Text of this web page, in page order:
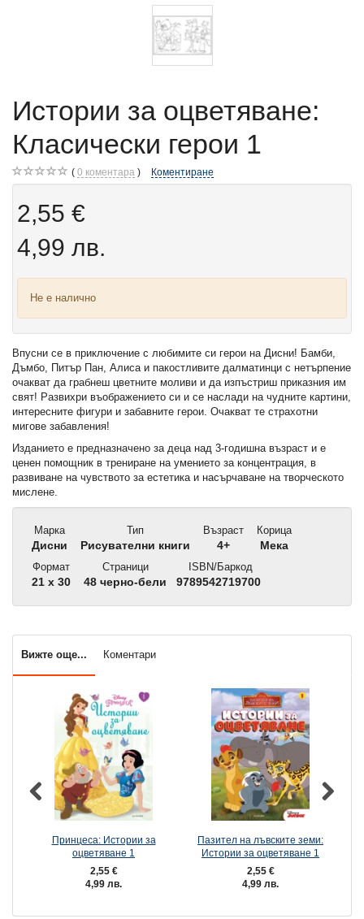
Истории за оцветяване:
Класически герои 1
0 коментара Коментиране
2,55 €
4,99 лв.
Не е налично
Впусни се в приключение с любимите си герои на Дисни! Бамби,
Дъмбо, Питър Пан, Алиса и пакостливите далматинци с нетърпение
очакват да грабнеш цветните моливи и да изпъстриш приказния им
свят! Развихри въображението си и се наслади на чудните картини,
интересните фигури и забавните герои. Очакват те страхотни
мигове забавления!
Изданието е предназначено за деца над 3-годишна възраст и е
ценен помощник в трениране на умението за концентрация, в
развиване на чувството за естетика и насърчаване на творческото
мислене.
Марка
Дисни
Тип
Рисувателни книги
Възраст
4+
Корица
Мека
Формат
21 x 30
Страници
48 черно-бели
ISBN/Баркод
9789542719700
Вижте още... Коментари
Принцеса: Истории за
оцветяване 1
2,55 €
4,99 лв.
Пазител на лъвските земи:
Истории за оцветяване 1
2,55 €
4,99 лв.